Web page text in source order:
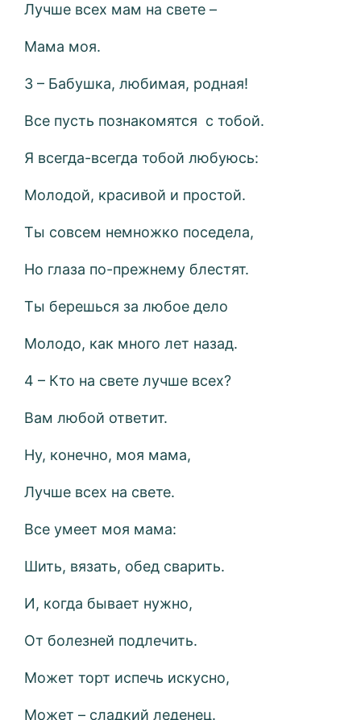
Лучше всех мам на свете –
Мама моя.
3 – Бабушка, любимая, родная!
Все пусть познакомятся с тобой.
Я всегда-всегда тобой любуюсь:
Молодой, красивой и простой.
Ты совсем немножко поседела,
Но глаза по-прежнему блестят.
Ты берешься за любое дело
Молодо, как много лет назад.
4 – Кто на свете лучше всех?
Вам любой ответит.
Ну, конечно, моя мама,
Лучше всех на свете.
Все умеет моя мама:
Шить, вязать, обед сварить.
И, когда бывает нужно,
От болезней подлечить.
Может торт испечь искусно,
Может – сладкий леденец.